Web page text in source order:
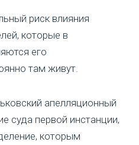
риск влияния
которые в
его
там живут.
апелляционный
суда первой инстанции,
которым